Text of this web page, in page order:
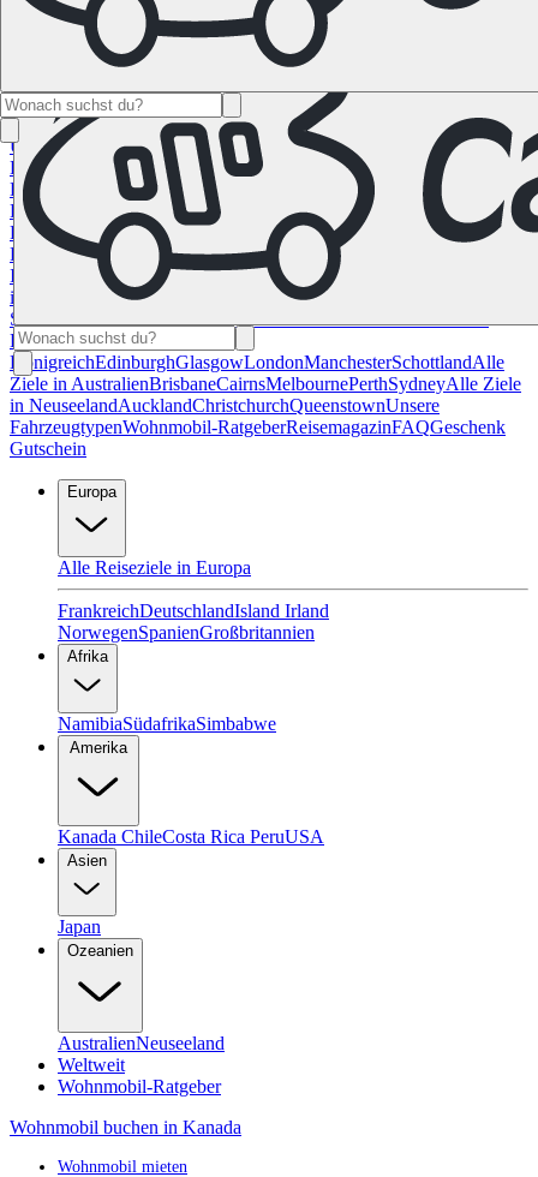
NamibiaSüdafrika
Alle Ziele in
KanadaCalgaryHalifaxMontrealTorontoVancouver
Alle Ziele in den
USALas VegasLos Angeles Miami New YorkSan
Francisco
Chile Costa Rica Alle Reiseziele in
Deutschland
Berlin Hamburg Leipzig München Stuttgart
Reiseziele in
Frankreich
KorsikaLyonMarseilles NizzaParis Toulouse
Alle
Reiseziele in
Italien
CagliariFlorenzMailandRom Sardinien
in Norwegen Bergen
Alle Reiseziele in
Spanien
Reiseziele im Vereinigtem
KönigreichEdinburghGlasgowLondonManchesterSchottlandAlle
Ziele in AustralienBrisbaneCairnsMelbournePerthSydneyAlle Ziele
in NeuseelandAucklandChristchurchQueenstownUnsere
FahrzeugtypenWohnmobil-RatgeberReisemagazinFAQGeschenk
Gutschein
Europa
Alle Reiseziele in Europa
FrankreichDeutschlandIsland Irland
NorwegenSpanienGroßbritannien
Afrika
NamibiaSüdafrikaSimbabwe
Amerika
Kanada ChileCosta Rica PeruUSA
Asien
Japan
Ozeanien
AustralienNeuseeland
Weltweit
Wohnmobil-Ratgeber
Wohnmobil buchen in Kanada
Wohnmobil mieten